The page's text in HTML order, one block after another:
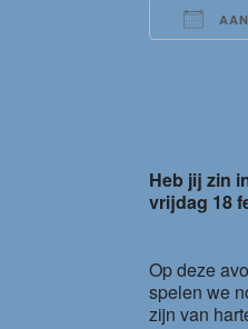
Heb jij zin
vrijdag 18
Op deze
spelen we
zijn van